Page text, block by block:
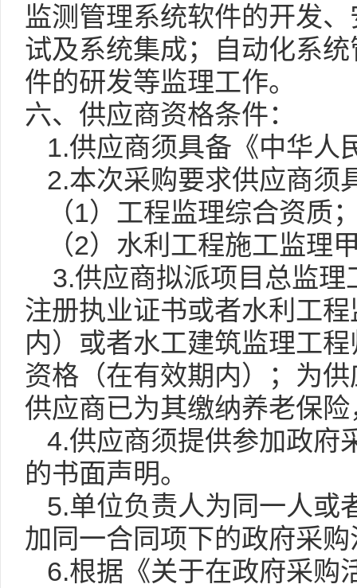
监测管理系统软件的开发
试及系统集成；自动化系
件的研发等监理工作。
六、供应商资格条件：
1.供应商须具备《中华人
2.本次采购要求供应商须
（1）工程监理综合资质
（2）水利工程施工监理
3.供应商拟派项目总监理
注册执业证书或者水利工
内）或者水工建筑监理工
资格（在有效期内）
；为
供应商已为其缴纳养老保
4.供应商须提供参加政府
的书面声明。
5.单位负责人为同一人或
加同一合同项下的政府采
6.根据《关于在政府采购